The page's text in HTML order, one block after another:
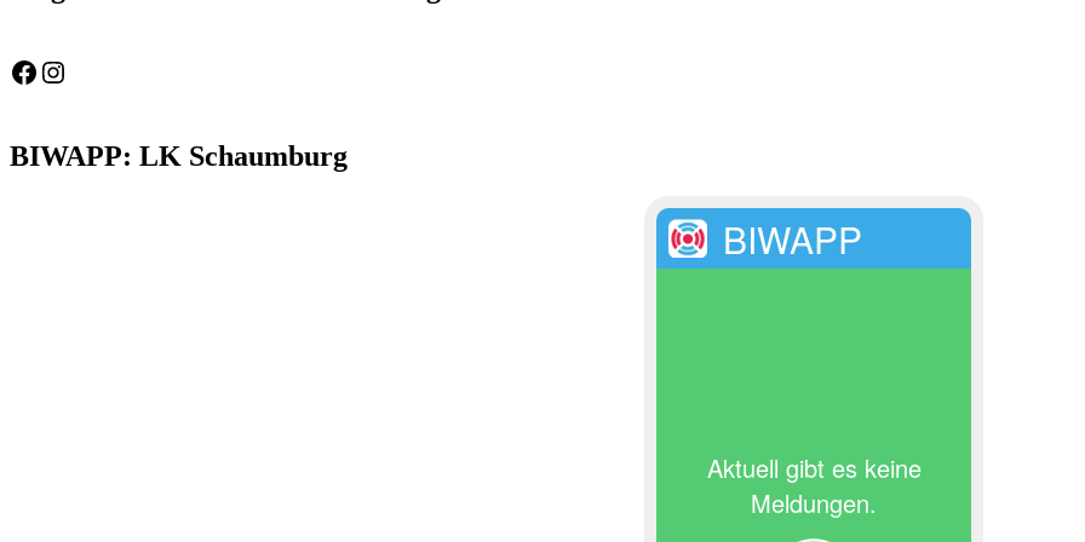
Feuerwehr Gemeinde Wölpinghausen
fw_gemeinde_woelpinghausen
BIWAPP: LK Schaumburg
BIWAPP
Aktuell gibt es keine
Meldungen.